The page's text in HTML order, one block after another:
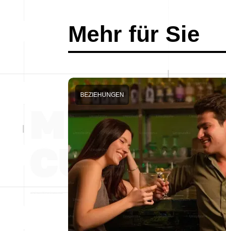
Mehr für Sie
BEZIEHUNGEN